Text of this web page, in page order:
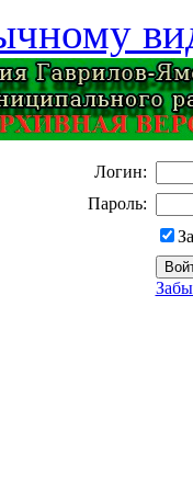
Логин:
Пароль: